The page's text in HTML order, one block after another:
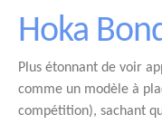
Hoka
Plus étonnant de voir
comme un modèle à
compétition), sachant